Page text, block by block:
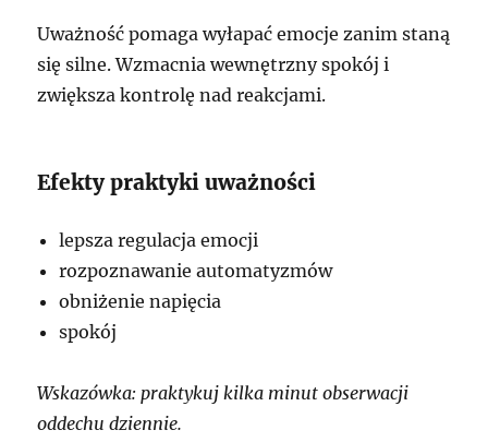
Uważność pomaga wyłapać emocje zanim staną
się silne. Wzmacnia wewnętrzny spokój i
zwiększa kontrolę nad reakcjami.
Efekty praktyki uważności
lepsza regulacja emocji
rozpoznawanie automatyzmów
obniżenie napięcia
spokój
Wskazówka: praktykuj kilka minut obserwacji
oddechu dziennie.